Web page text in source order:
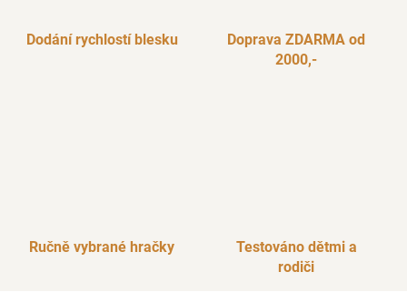
Dodání rychlostí blesku
Doprava ZDARMA od
2000,-
Ručně vybrané hračky
Testováno dětmi a
rodiči